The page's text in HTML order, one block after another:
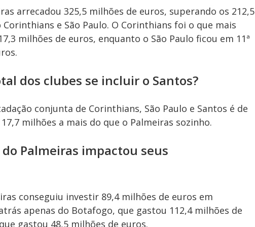
i
d
e
o
arrecadou 325,5 milhões de euros, superando os 212,5
e São Paulo. O Corinthians foi o que mais
milhões de euros, enquanto o São Paulo ficou em 11ª
dos clubes se incluir o Santos?
conjunta de Corinthians, São Paulo e Santos é de
milhões a mais do que o Palmeiras sozinho.
Palmeiras impactou seus
conseguiu investir 89,4 milhões de euros em
apenas do Botafogo, que gastou 112,4 milhões de
gastou 48,5 milhões de euros.